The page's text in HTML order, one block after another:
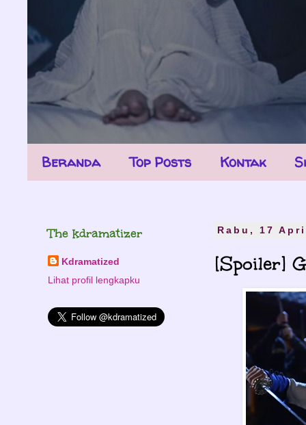
Beranda Top Posts Kontak
Rabu, 17
[Spoiler]
The kdramatizer
Kdramatized
Lihat profil lengkapku